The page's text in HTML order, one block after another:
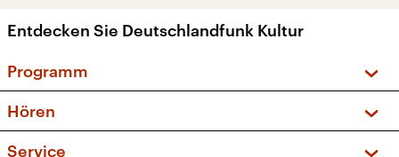
Entdecken Sie Deutschlandfunk Kultur
Programm
Sendungen und Podcasts
Hören
Service